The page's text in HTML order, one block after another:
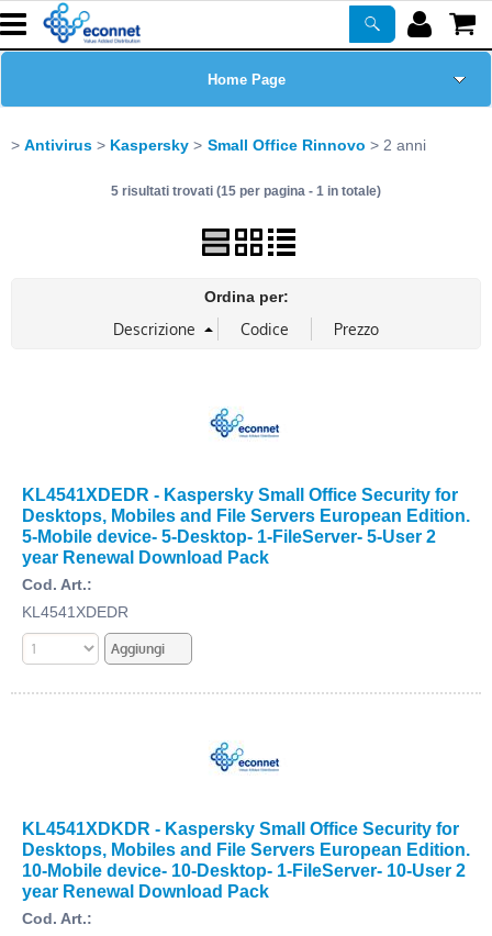
Home Page
Prodotti
Corsi
ASSISTENZA
Newsletter
PROMO ATTIVE
Antivirus Kaspersky Small Office Rinnovo 2 anni
5 risultati trovati (15 per pagina - 1 in totale)
Ordina per:
KL4541XDEDR - Kaspersky Small Office Security for
Desktops, Mobiles and File Servers European Edition.
5-Mobile device- 5-Desktop- 1-FileServer- 5-User 2
year Renewal Download Pack
Cod. Art.:
KL4541XDEDR
KL4541XDKDR - Kaspersky Small Office Security for
Desktops, Mobiles and File Servers European Edition.
10-Mobile device- 10-Desktop- 1-FileServer- 10-User 2
year Renewal Download Pack
Cod. Art.: